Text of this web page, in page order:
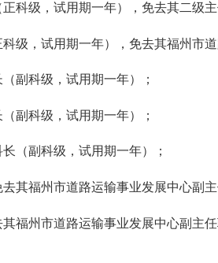
科级，试用期一年），免去其二级主
级，试用期一年），免去其福州市
副科级，试用期一年）；
副科级，试用期一年）；
（副科级，试用期一年）；
其福州市道路运输事业发展中心副主
福州市道路运输事业发展中心副主任